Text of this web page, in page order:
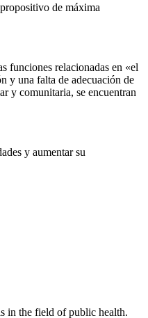
de máxima
funciones relacionadas en «el
y una falta de adecuación de
y comunitaria, se encuentran
y aumentar su
in the field of public health.